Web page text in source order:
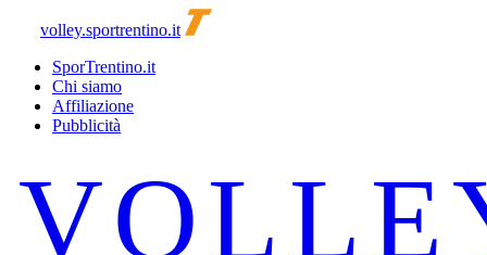
volley.sportrentino.it
SporTrentino.it
Chi siamo
Affiliazione
Pubblicità